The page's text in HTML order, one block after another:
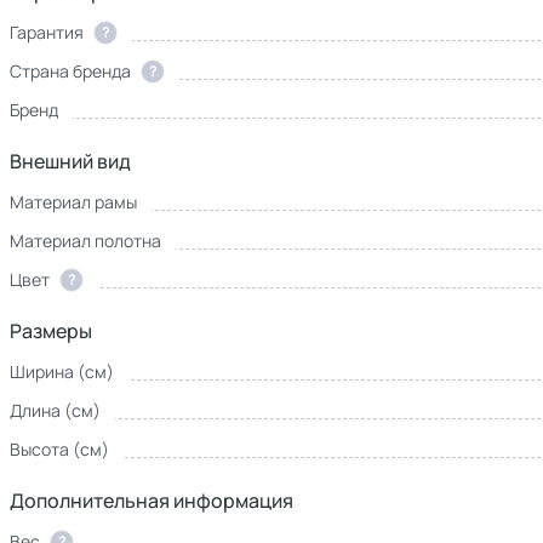
Гарантия ?
Страна бренда
?
Бренд
Внешний вид
Материал рамы
Материал полотна
Цвет
?
Размеры
Ширина (см)
Длина (см)
Высота (см)
Дополнительная информация